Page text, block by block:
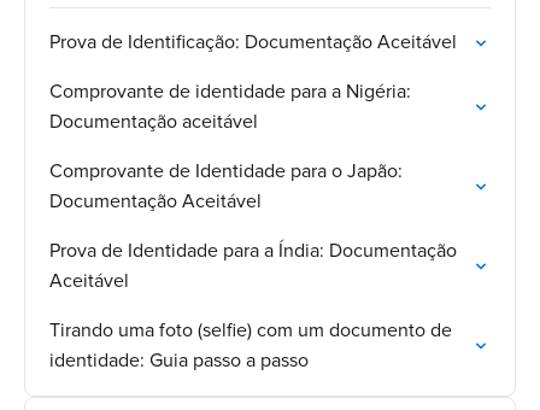
Prova de Identificação: Documentação Aceitável
Comprovante de identidade para a Nigéria:
Documentação aceitável
Comprovante de Identidade para o Japão:
Documentação Aceitável
Prova de Identidade para a Índia: Documentação
Aceitável
Tirando uma foto (selfie) com um documento de
identidade: Guia passo a passo